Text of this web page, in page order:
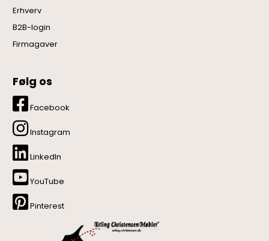
Erhverv
B2B-login
Firmagaver
Følg os
Facebook
Instagram
LinkedIn
YouTube
Pinterest